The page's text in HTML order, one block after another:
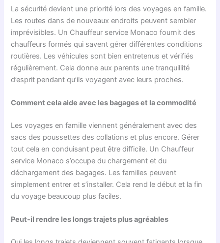
La sécurité devient une priorité lors des voyages en famille.
Les routes dans de nouveaux endroits peuvent sembler
imprévisibles. Un Chauffeur service Monaco fournit des
chauffeurs formés qui savent gérer différentes conditions
routières. Les véhicules sont bien entretenus et vérifiés
régulièrement. Cela donne aux parents une tranquillité
d’esprit pendant qu’ils voyagent avec leurs proches.
Comment cela aide avec les bagages et la commodité
Les voyages en famille viennent généralement avec des
sacs des poussettes des collations et plus encore. Gérer
tout cela en conduisant peut être difficile. Un Chauffeur
service Monaco s’occupe du chargement et du
déchargement des bagages. Les familles peuvent
simplement entrer et s’installer. Cela rend le début et la fin
du voyage beaucoup plus faciles.
Peut-il rendre les longs trajets plus agréables